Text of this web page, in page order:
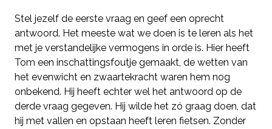
Stel jezelf de eerste vraag en geef een oprecht
antwoord. Het meeste wat we doen is te leren als het
met je verstandelijke vermogens in orde is. Hier heeft
Tom een inschattingsfoutje gemaakt, de wetten van
het evenwicht en zwaartekracht waren hem nog
onbekend. Hij heeft echter wel het antwoord op de
derde vraag gegeven. Hij wilde het zó graag doen, dat
hij met vallen en opstaan heeft leren fietsen. Zonder